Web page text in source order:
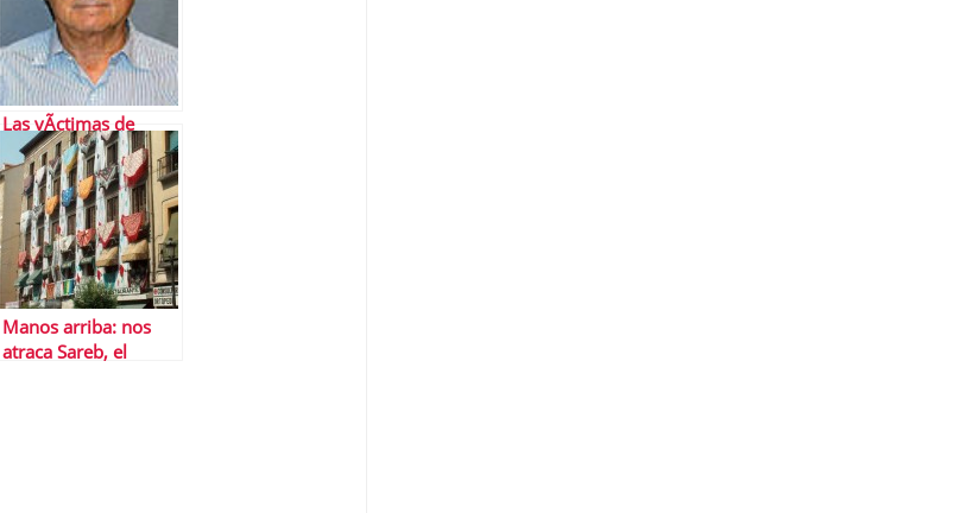
Las vÃ­ctimas de
Madoff cobrarÃ¡n
2.479 millones de
dÃ³lares
Manos arriba: nos
atraca Sareb, el